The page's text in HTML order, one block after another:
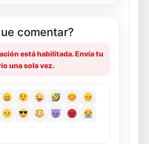
comentar?
está habilitada. Envía tu
una sola vez.